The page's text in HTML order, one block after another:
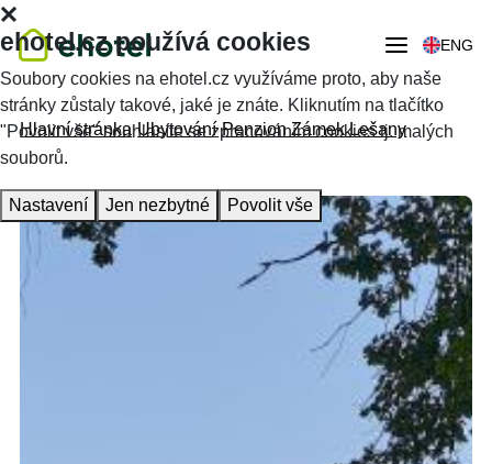
ENG
Hlavní stránka Ubytování Penzion Zámek Lešany
ehotel.cz používá cookies
Soubory cookies na ehotel.cz využíváme proto, aby naše
stránky zůstaly takové, jaké je znáte. Kliknutím na tlačítko
"Povolit vše" souhlasíte se zpracováním cookies tj. malých
souborů.
Nastavení Jen nezbytné Povolit vše